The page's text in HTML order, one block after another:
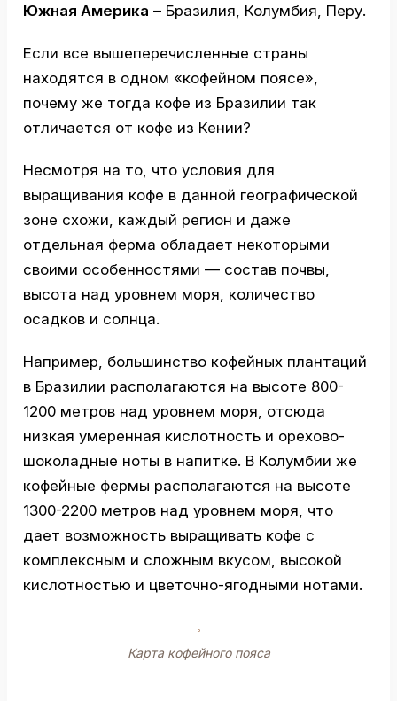
Южная Америка – Бразилия, Колумбия, Перу.
Если все вышеперечисленные страны
находятся в одном «кофейном поясе»,
почему же тогда кофе из Бразилии так
отличается от кофе из Кении?
Несмотря на то, что условия для
выращивания кофе в данной географической
зоне схожи, каждый регион и даже
отдельная ферма обладает некоторыми
своими особенностями — состав почвы,
высота над уровнем моря, количество
осадков и солнца.
Например, большинство кофейных плантаций
в Бразилии располагаются на высоте 800-
1200 метров над уровнем моря, отсюда
низкая умеренная кислотность и орехово-
шоколадные ноты в напитке. В Колумбии же
кофейные фермы располагаются на высоте
1300-2200 метров над уровнем моря, что
дает возможность выращивать кофе с
комплексным и сложным вкусом, высокой
кислотностью и цветочно-ягодными нотами.
Карта кофейного пояса